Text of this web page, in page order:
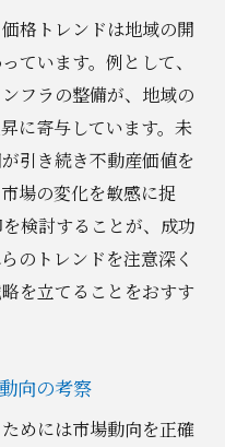
格トレンドは地域の開
ています。例として、
フラの整備が、地域の
に寄与しています。未
引き続き不動産価値を
場の変化を敏感に捉
検討することが、成功
のトレンドを注意深く
を立てることをおすす
向の考察
めには市場動向を正確